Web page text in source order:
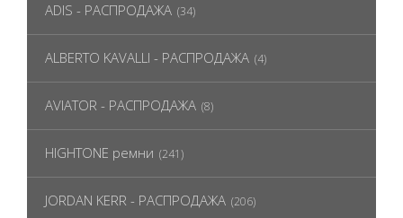
ADIS - РАСПРОДАЖА (34)
ALBERTO KAVALLI - РАСПРОДАЖА (4)
AVIATOR - РАСПРОДАЖА (8)
HIGHTONE ремни (241)
JORDAN KERR - РАСПРОДАЖА (206)